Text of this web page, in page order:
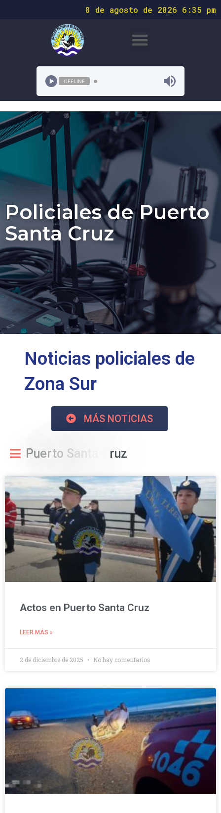
8 de agosto de 2026 6:35 pm
OFFLINE
Policiales de Puerto
Santa Cruz
Noticias policiales de
Zona Sur
MÁS NOTICIAS
Puerto Sa ruz
Actos en Puerto Santa Cruz
LEER MÁS »
2 de diciembre de 2025 No hay comentarios